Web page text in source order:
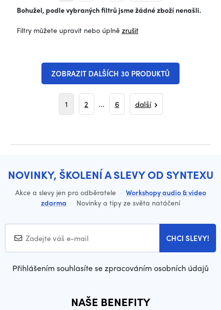
Bohužel, podle vybraných filtrů jsme žádné zboží nenašli.
Filtry můžete upravit nebo úplně zrušit
ZOBRAZIT DALŠÍCH 30 PRODUKTŮ
1 2 ... 6 další
NOVINKY, ŠKOLENÍ A SLEVY OD SYNTEXU
Akce a slevy jen pro odběratele · Workshopy audio & video
zdarma · Novinky a tipy ze světa natáčení
CHCI SLEVY!
Přihlášením souhlasíte se zpracováním osobních údajů
NAŠE BENEFITY